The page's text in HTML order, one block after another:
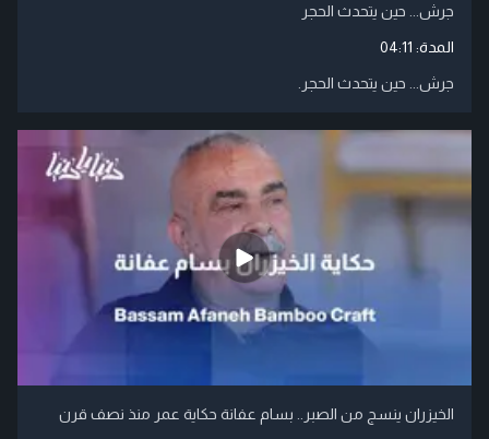
جرش... حين يتحدث الحجر
المدة: 04:11
جرش... حين يتحدث الحجر.
الخيزران ينسج من الصبر.. بسام عفانة حكاية عمر منذ نصف قرن